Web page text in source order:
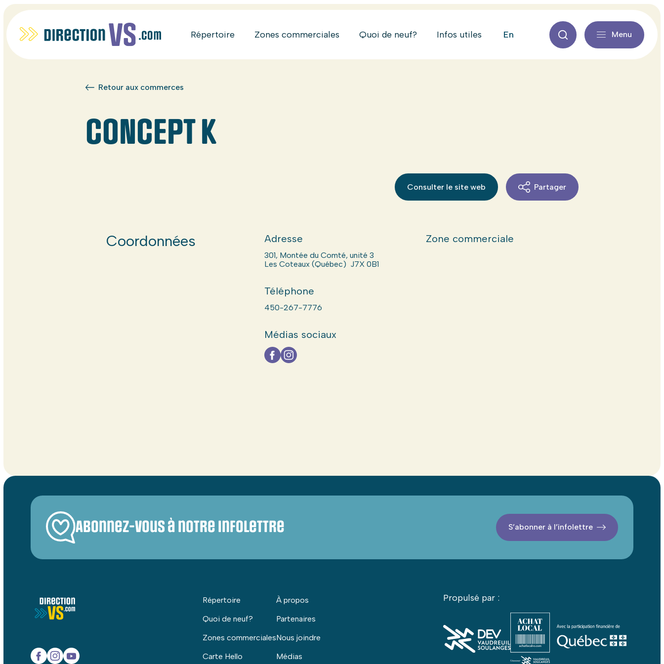
Répertoire Zones commerciales Quoi de neuf? Infos utiles en Menu
Retour aux commerces
CONCEPT K
Consulter le site web Partager
Coordonnées Adresse
301, Montée du Comté, unité 3
Les Coteaux (Québec) J7X 0B1
Téléphone
450-267-7776
Médias sociaux
Zone commerciale
Abonnez-vous à notre infolettre S’abonner à l’infolettre
Répertoire
Quoi de neuf?
Zones commerciales
Carte Hello
À propos
Partenaires
Nous joindre
Médias
Propulsé par :